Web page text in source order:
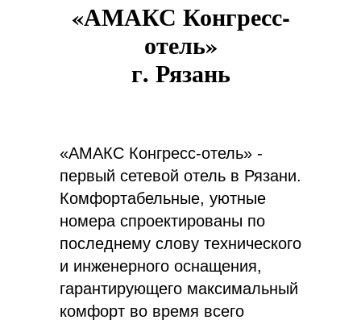
«АМАКС Конгресс-
отель»
г. Рязань
«АМАКС Конгресс-отель» -
первый сетевой отель в Рязани.
Комфортабельные, уютные
номера спроектированы по
последнему слову технического
и инженерного оснащения,
гарантирующего максимальный
комфорт во время всего